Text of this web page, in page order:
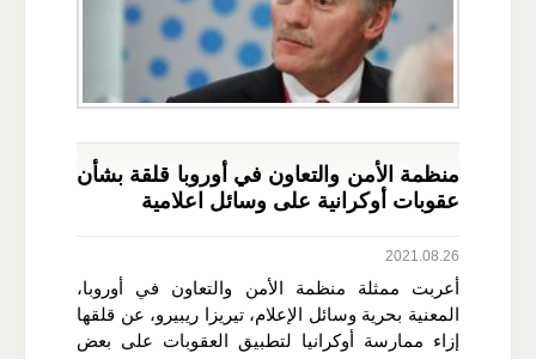
منظمة الأمن والتعاون في أوروبا قلقة بشأن
عقوبات أوكرانية على وسائل اعلامية
2021.08.26
أعربت ممثلة منظمة الأمن والتعاون في أوروبا،
المعنية بحرية وسائل الإعلام، تيريزا ريبيرو، عن قلقها
إزاء ممارسة أوكرانيا لتطبيق العقوبات على بعض